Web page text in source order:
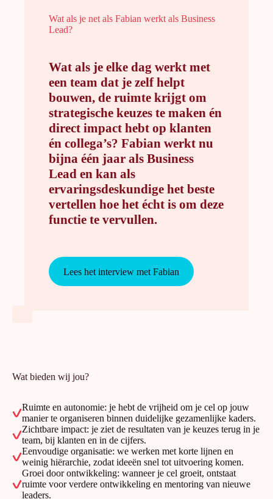
Wat als je net als Fabian werkt als Business
Lead?
Wat als je elke dag werkt met
een team dat je zelf helpt
bouwen, de ruimte krijgt om
strategische keuzes te maken én
direct impact hebt op klanten
én collega’s? Fabian werkt nu
bijna één jaar als Business
Lead en kan als
ervaringsdeskundige het beste
vertellen hoe het écht is om deze
functie te vervullen.
Lees het interview met Fabian
Wat bieden wij jou?
Ruimte en autonomie: je hebt de vrijheid om je cel op jouw
manier te organiseren binnen duidelijke gezamenlijke kaders.
Zichtbare impact: je ziet de resultaten van je keuzes terug in je
team, bij klanten en in de cijfers.
Eenvoudige organisatie: we werken met korte lijnen en
weinig hiërarchie, zodat ideeën snel tot uitvoering komen.
Groei door ontwikkeling: wanneer je cel groeit, ontstaat
ruimte voor verdere ontwikkeling en mentoring van nieuwe
leaders.